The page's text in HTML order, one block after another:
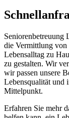
Seniorenbetreuung
die Vermittlung von
Lebensalltag zu
zu gestalten. Wir
wir passen unsere
Lebensqualität und
Mittelpunkt.
Erfahren Sie mehr